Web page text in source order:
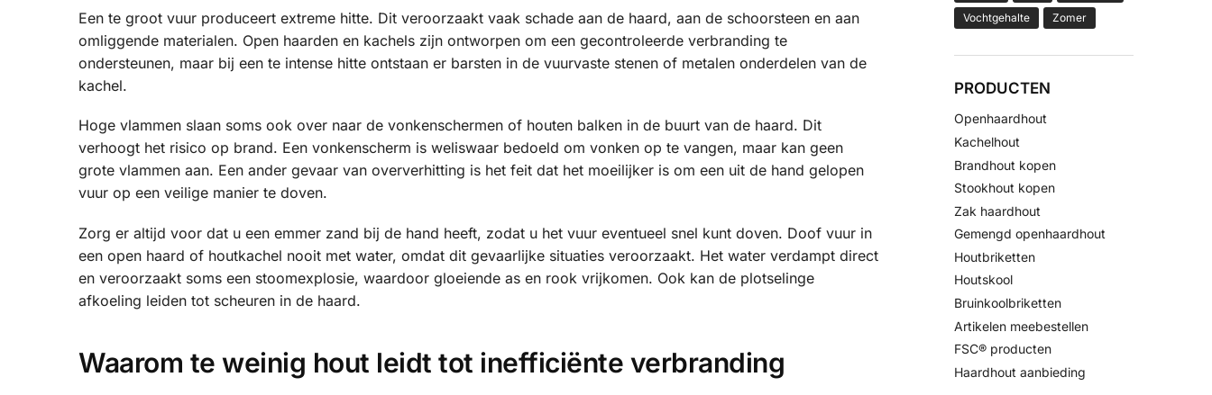
Een te groot vuur produceert extreme hitte. Dit veroorzaakt vaak schade aan de haard, aan de schoorsteen en aan
omliggende materialen. Open haarden en kachels zijn ontworpen om een gecontroleerde verbranding te
ondersteunen, maar bij een te intense hitte ontstaan er barsten in de vuurvaste stenen of metalen onderdelen van de
kachel.
Hoge vlammen slaan soms ook over naar de vonkenschermen of houten balken in de buurt van de haard. Dit
verhoogt het risico op brand. Een vonkenscherm is weliswaar bedoeld om vonken op te vangen, maar kan geen
grote vlammen aan. Een ander gevaar van oververhitting is het feit dat het moeilijker is om een uit de hand gelopen
vuur op een veilige manier te doven.
Zorg er altijd voor dat u een emmer zand bij de hand heeft, zodat u het vuur eventueel snel kunt doven. Doof vuur in
een open haard of houtkachel nooit met water, omdat dit gevaarlijke situaties veroorzaakt. Het water verdampt direct
en veroorzaakt soms een stoomexplosie, waardoor gloeiende as en rook vrijkomen. Ook kan de plotselinge
afkoeling leiden tot scheuren in de haard.
Waarom te weinig hout leidt tot inefficiënte verbranding
Vochtgehalte
Zomer
PRODUCTEN
Openhaardhout
Kachelhout
Brandhout kopen
Stookhout kopen
Zak haardhout
Gemengd openhaardhout
Houtbriketten
Houtskool
Bruinkoolbriketten
Artikelen meebestellen
FSC® producten
Haardhout aanbieding